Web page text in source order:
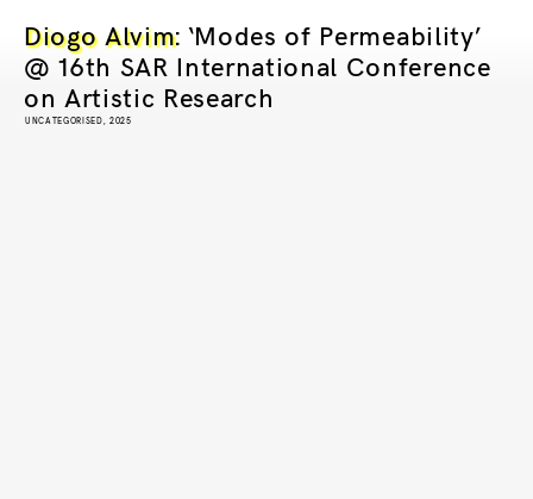
Diogo Alvim: ‘Modes of Permeability’
@ 16th SAR International Conference
on Artistic Research
UNCATEGORISED, 2025